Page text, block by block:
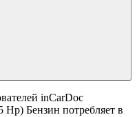
inCarDoc
Hp) Бензин потребляет в